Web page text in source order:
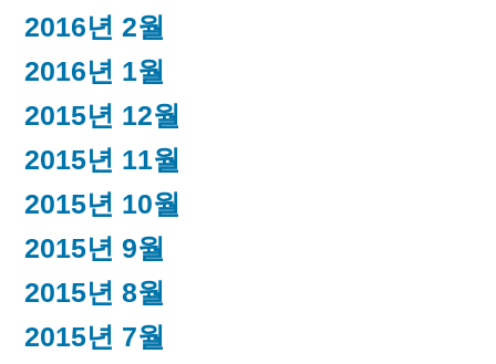
2016년 2월
2016년 1월
2015년 12월
2015년 11월
2015년 10월
2015년 9월
2015년 8월
2015년 7월